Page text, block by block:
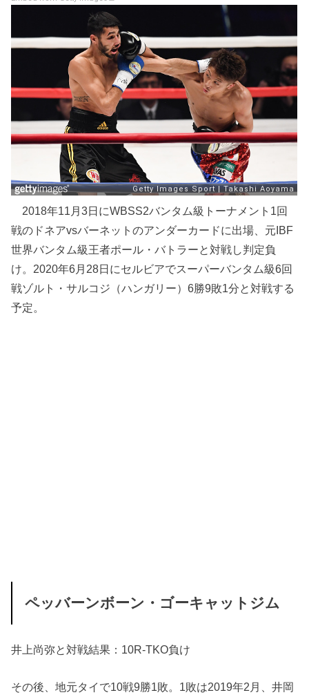
2018年11月3日にWBSS2バンタム級トーナメント1回
戦のドネアvsバーネットのアンダーカードに出場、元IBF
世界バンタム級王者ポール・バトラーと対戦し判定負
け。2020年6月28日にセルビアでスーパーバンタム級6回
戦ゾルト・サルコジ（ハンガリー）6勝9敗1分と対戦する
予定。
ペッバーンボーン・ゴーキャットジム
井上尚弥と対戦結果：10R-TKO負け
その後、地元タイで10戦9勝1敗。1敗は2019年2月、井岡